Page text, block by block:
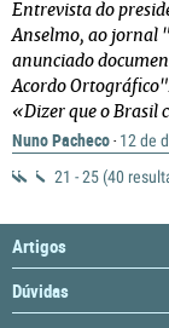
Entrevista do
Anselmo, ao jornal
anunciado
Acordo
«Dizer que o Brasil
Nuno Pacheco · 12 de
21 - 25 (40
Artigos
Dúvidas